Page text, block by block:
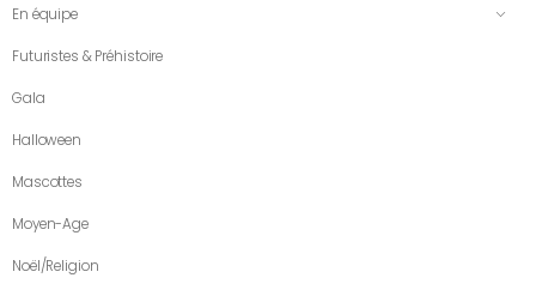
En équipe
Futuristes & Préhistoire
Gala
Halloween
Mascottes
Moyen-Age
Noël/Religion